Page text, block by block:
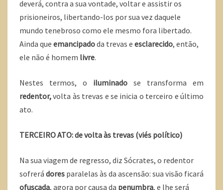
deverá, contra a sua vontade, voltar e assistir os
prisioneiros, libertando-los por sua vez daquele
mundo tenebroso como ele mesmo fora libertado.
Ainda que emancipadoda trevas e esclarecido, então,
ele não é homem livre.
Nestes termos, o iluminado se transforma em
redentor,volta às trevas e se inicia o terceiro e último
ato.
TERCEIRO ATO: de volta às trevas (viés político)
Na sua viagem de regresso, diz Sócrates, o redentor
sofrerá dores paralelas às da ascensão: sua visão ficará
ofuscada, agora por causa da penumbra, e lhe será